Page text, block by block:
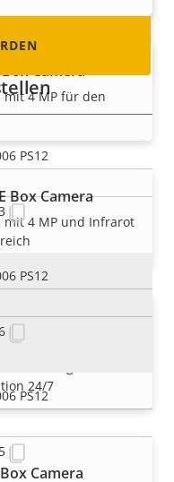
Box Camera
4 MP für den
Box Camera
mit 4 MP und Infrarot
Radar-Video
24/7
Camera
PS12
PS12
PS12